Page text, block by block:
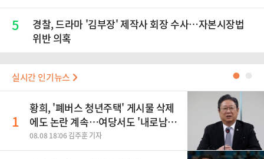
5
경찰, 드라마 '김부장' 제작사 회장 수사…자본시장법
위반 의혹
실시간 인기뉴스 ●
1
황희, '폐버스 청년주택' 게시물 삭제
에도 논란 계속…여당서도 '내로남
불' 비판
08.08 18:06 김주훈 기자